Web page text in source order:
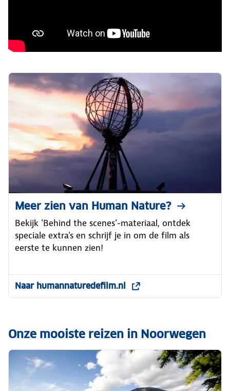
Meer zien van Human Nature?
Bekijk 'Behind the scenes'-materiaal, ontdek
speciale extra's en schrijf je in om de film als
eerste te kunnen zien!
Naar humannaturedefilm.nl
Onze mooiste reizen in Noorwegen